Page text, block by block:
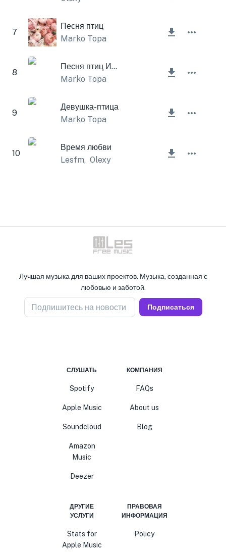
7
Песня птиц
Marko Topa
8
Песня птиц Инструментальная
Marko Topa
9
Девушка-птица
Marko Topa
10
Время любви
Lesfm, Olexy
Лучшая музыка для ваших проектов. Музыка, созданная с
любовью и заботой.
Подпишитесь на новости Подписаться
СЛУШАТЬ
Spotify
Apple Music
Soundcloud
Amazon
Music
Deezer
КОМПАНИЯ
FAQs
About us
Blog
ДРУГИЕ
УСЛУГИ
Stats for
Apple Music
ПРАВОВАЯ
ИНФОРМАЦИЯ
Policy